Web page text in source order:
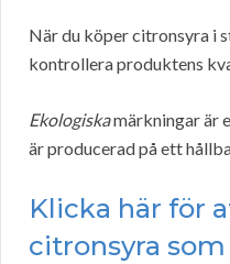
När du köper citronsyra i
kontrollera produktens
Ekologiskamärkningar är
är producerad på ett
Klicka här för
citronsyra